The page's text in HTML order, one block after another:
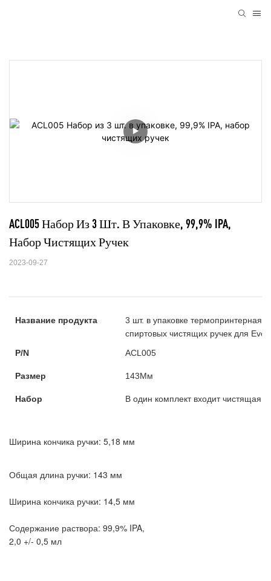
ACL005 Набор Из 3 Шт. В Упаковке, 99,9% IPA,
Набор Чистящих Ручек
2023-09-27
Название продукта
3 шт. в упаковке термопринтерная
спиртовых чистящих ручек для
P/N
ACL005
Размер 143Мм
Набор В один комплект входит чистящая